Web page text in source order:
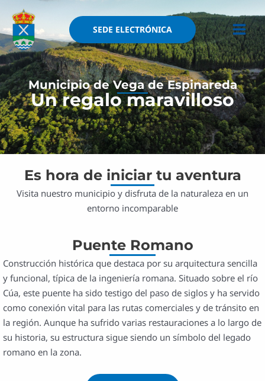
contenido
SEDE ELECTRÓNICA
Municipio de Vega de Espinareda
Un regalo maravilloso
Es hora de iniciar tu aventura
Visita nuestro municipio y disfruta de la naturaleza en un
entorno incomparable
Puente Romano
Construcción histórica que destaca por su arquitectura sencilla
y funcional, típica de la ingeniería romana. Situado sobre el río
Cúa, este puente ha sido testigo del paso de siglos y ha servido
como conexión vital para las rutas comerciales y de tránsito en
la región. Aunque ha sufrido varias restauraciones a lo largo de
su historia, su estructura sigue siendo un símbolo del legado
romano en la zona.